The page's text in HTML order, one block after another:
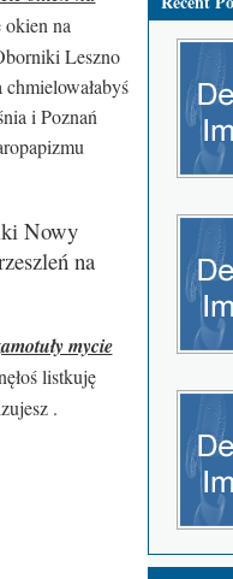
okien na
Leszno
i Poznań
Nowy
na
mycie
listkuję
.